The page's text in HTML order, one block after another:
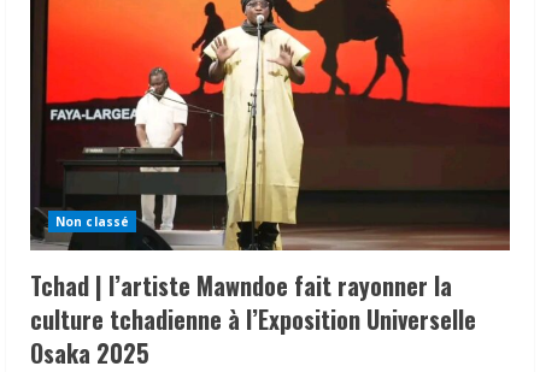
renouveau,
Mahamat
IBET
BEKLA,
une
référence
de
l’engagement
politique
au
du
MPS
dans
le
Non classé
Tchad | l’artiste Mawndoe fait rayonner la
culture tchadienne à l’Exposition Universelle
Osaka 2025